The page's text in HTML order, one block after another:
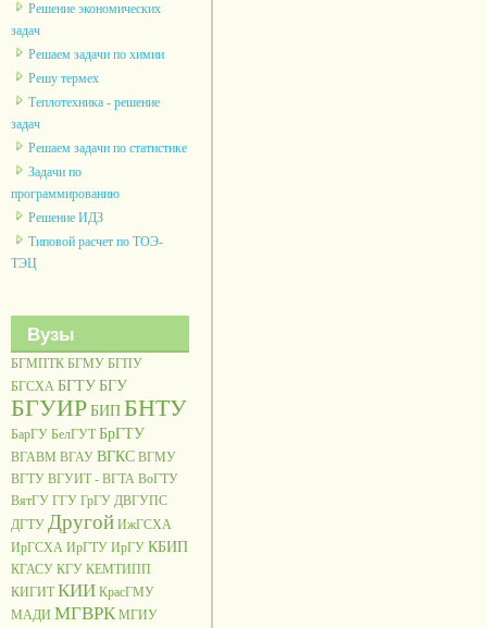
Решение экономических
задач
Решаем задачи по химии
Решу термех
Теплотехника - решение
задач
Решаем задачи по статистике
Задачи по
программированию
Решение ИДЗ
Типовой расчет по ТОЭ-
ТЭЦ
Вузы
БГМПТК БГМУ БГПУ
БГСХА БГТУБГУ
БГУИРБИПБНТУ
БарГУ БелГУТ БрГТУ
ВГАВМ ВГАУ ВГКС ВГМУ
ВГТУ ВГУИТ - ВГТА ВоГТУ
ВятГУ ГГУ ГрГУ ДВГУПС
ДГТУ Другой ИжГСХА
ИрГСХА ИрГТУ ИрГУ КБИП
КГАСУ КГУ КЕМТИПП
КИГИТ КИИ КрасГМУ
МАДИ МГВРК МГИУ